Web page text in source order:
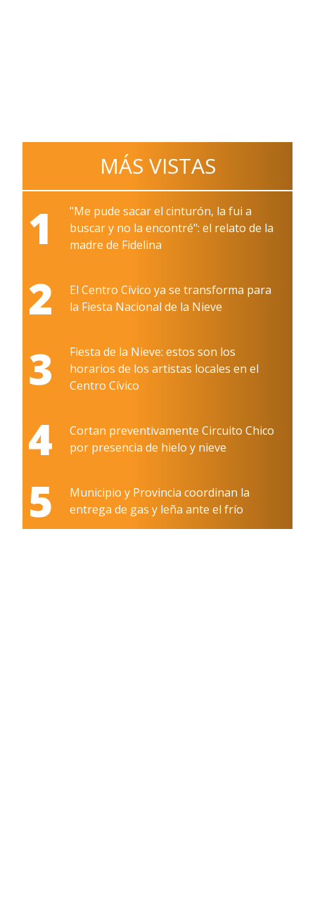
MÁS VISTAS
1
"Me pude sacar el cinturón, la fui a
buscar y no la encontré": el relato de la
madre de Fidelina
2
El Centro Cívico ya se transforma para
la Fiesta Nacional de la Nieve
3
Fiesta de la Nieve: estos son los
horarios de los artistas locales en el
Centro Cívico
4
Cortan preventivamente Circuito Chico
por presencia de hielo y nieve
5
Municipio y Provincia coordinan la
entrega de gas y leña ante el frío